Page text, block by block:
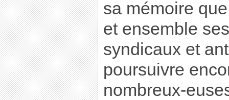
sa mémoire
et ensemble
syndicaux et
poursuivre
nombreux-